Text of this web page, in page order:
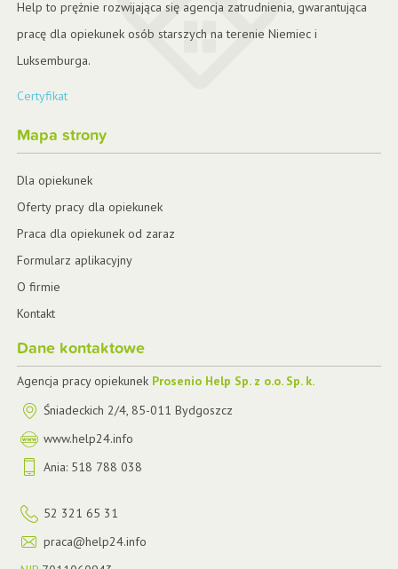
Help to prężnie rozwijająca się agencja zatrudnienia, gwarantująca
pracę dla opiekunek osób starszych na terenie Niemiec i
Luksemburga.
Certyfikat
Mapa strony
Dla opiekunek
Oferty pracy dla opiekunek
Praca dla opiekunek od zaraz
Formularz aplikacyjny
O firmie
Kontakt
Dane kontaktowe
Agencja pracy opiekunek Prosenio Help Sp. z o.o. Sp. k.
Śniadeckich 2/4, 85-011 Bydgoszcz
www.help24.info
Ania: 518 788 038
52 321 65 31
praca@help24.info